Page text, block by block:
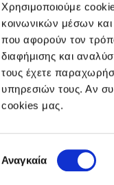
Χρησιμοποιούμε
κοινωνικών μέσων
που αφορούν τον
διαφήμισης και
τους έχετε
υπηρεσιών τους. Αν
cookies μας.
συγκατάθεσης
Αναγκαία
Όροι χρήσης